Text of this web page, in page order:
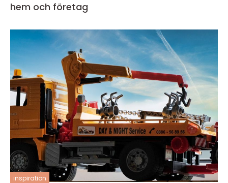
hem och företag
inspiration